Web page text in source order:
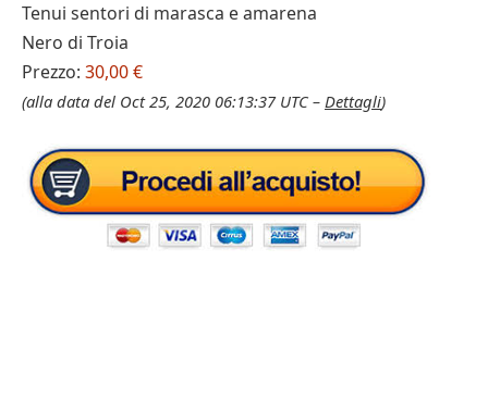
Tenui sentori di marasca e amarena
Nero di Troia
Prezzo: 30,00 €
(alla data del Oct 25, 2020 06:13:37 UTC – Dettagli)